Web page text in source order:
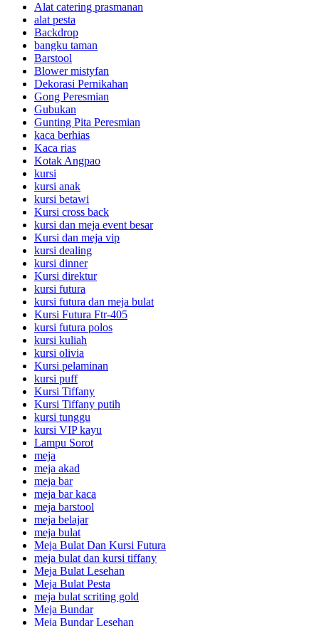
Alat catering prasmanan
alat pesta
Backdrop
bangku taman
Barstool
Blower mistyfan
Dekorasi Pernikahan
Gong Peresmian
Gubukan
Gunting Pita Peresmian
kaca berhias
Kaca rias
Kotak Angpao
kursi
kursi anak
kursi betawi
Kursi cross back
kursi dan meja event besar
Kursi dan meja vip
kursi dealing
kursi dinner
Kursi direktur
kursi futura
kursi futura dan meja bulat
Kursi Futura Ftr-405
kursi futura polos
kursi kuliah
kursi olivia
Kursi pelaminan
kursi puff
Kursi Tiffany
Kursi Tiffany putih
kursi tunggu
kursi VIP kayu
Lampu Sorot
meja
meja akad
meja bar
meja bar kaca
meja barstool
meja belajar
meja bulat
Meja Bulat Dan Kursi Futura
meja bulat dan kursi tiffany
Meja Bulat Lesehan
Meja Bulat Pesta
meja bulat scriting gold
Meja Bundar
Meja Bundar Lesehan